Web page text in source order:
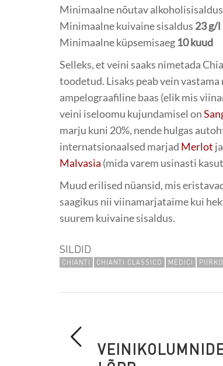
Minimaalne nõutav alkoholisisaldus
Minimaalne kuivaine sisaldus 23 g/l
Minimaalne küpsemisaeg 10 kuud
Selleks, et veini saaks nimetada
toodetud. Lisaks peab vein
ampelograafiline baas (elik mis
veini iseloomu kujundamisel on
marju kuni 20%, nende hulgas
internatsionaalsed marjad Merlot ja
Malvasia (mida varem usinasti
Muud erilised nüansid, mis
saagikus nii viinamarjataime kui
suurem kuivaine sisaldus.
SILDID
CHIANTI CHIANTI CLASSICO MEDICI